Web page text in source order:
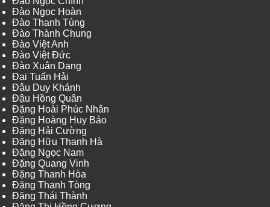
Đào Ngọc Hoàn
Đào Thanh Tùng
Đào Thành Chung
Đào Việt Anh
Đào Việt Đức
Đào Xuân Dạng
Đại Tuấn Hải
Đậu Duy Khánh
Đậu Hồng Quân
Đặng Hoài Phúc Nhân
Đặng Hoàng Huy Bảo
Đặng Hải Cường
Đặng Hữu Thanh Hà
Đặng Ngọc Nam
Đặng Quang Vinh
Đặng Thanh Hòa
Đặng Thanh Tòng
Đặng Thái Thành